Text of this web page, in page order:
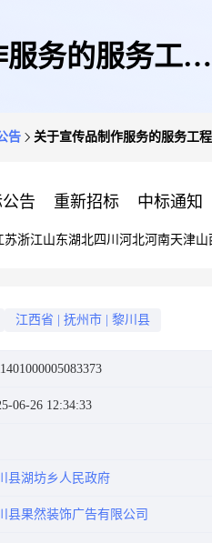
务的服务工程
告 关于宣传品制作服务的服务工
告 重新招标 中标通知
苏浙江山东湖北四川 河北河南天津山
江西省 抚州市 黎川县
06-26 12:34:33
县湖坊乡人民政府
县果然装饰广告有限公司